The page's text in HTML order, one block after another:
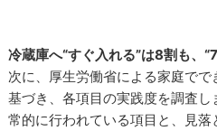
冷蔵庫へ“すぐ入れる”は8割も、
次に、厚生労働省による家庭で
基づき、各項目の実践度を調査
常的に行われている項目と、見